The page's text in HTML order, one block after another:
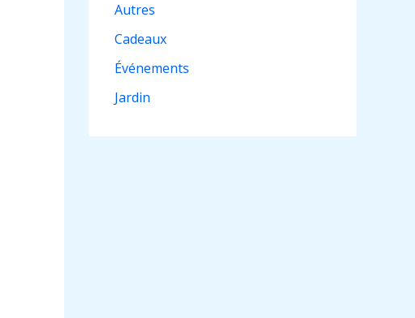
Autres
Cadeaux
Événements
Jardin